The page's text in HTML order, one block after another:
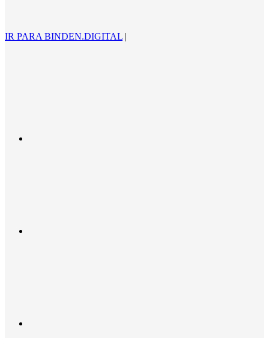
IR PARA BINDEN.DIGITAL |